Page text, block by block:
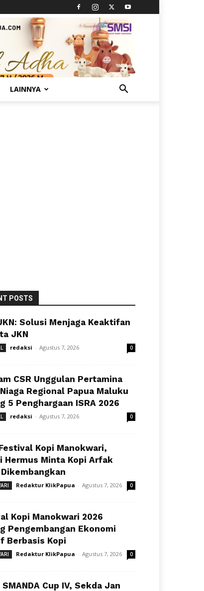
LAINNYA
POSTS
Solusi Menjaga Keaktifan
JKN
redaksi - Agustus 7, 2026 0
CSR Unggulan Pertamina
Regional Papua Maluku
5 Penghargaan ISRA 2026
redaksi - Agustus 7, 2026 0
Kopi Manokwari,
Hermus Minta Kopi Arfak
Redaktur KlikPapua - Agustus 7, 2026 0
Kopi Manokwari 2026
Pengembangan Ekonomi
Berbasis Kopi
Redaktur KlikPapua - Agustus 7, 2026 0
Cup IV, Sekda Jan